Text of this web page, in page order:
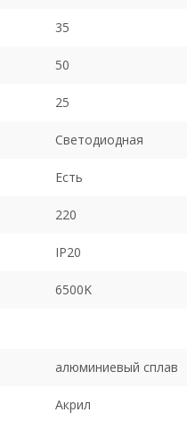
35
50
25
Светодиодная
Есть
220
IP20
6500K
алюминиевый сплав
Акрил